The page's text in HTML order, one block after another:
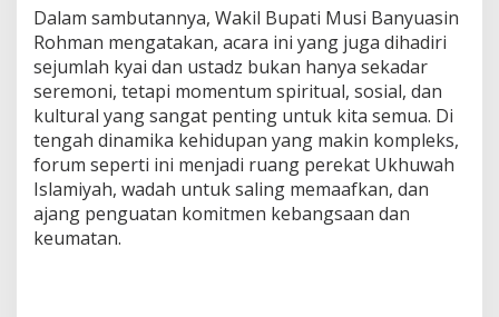
R
h
m
a
n
B
e
k
e
Dalam sambutannya, Wakil Bupati Musi Banyuasin
Rohman mengatakan, acara ini yang juga dihadiri
sejumlah kyai dan ustadz bukan hanya sekadar
seremoni, tetapi momentum spiritual, sosial, dan
kultural yang sangat penting untuk kita semua. Di
tengah dinamika kehidupan yang makin kompleks,
forum seperti ini menjadi ruang perekat Ukhuwah
Islamiyah, wadah untuk saling memaafkan, dan
ajang penguatan komitmen kebangsaan dan
keumatan.